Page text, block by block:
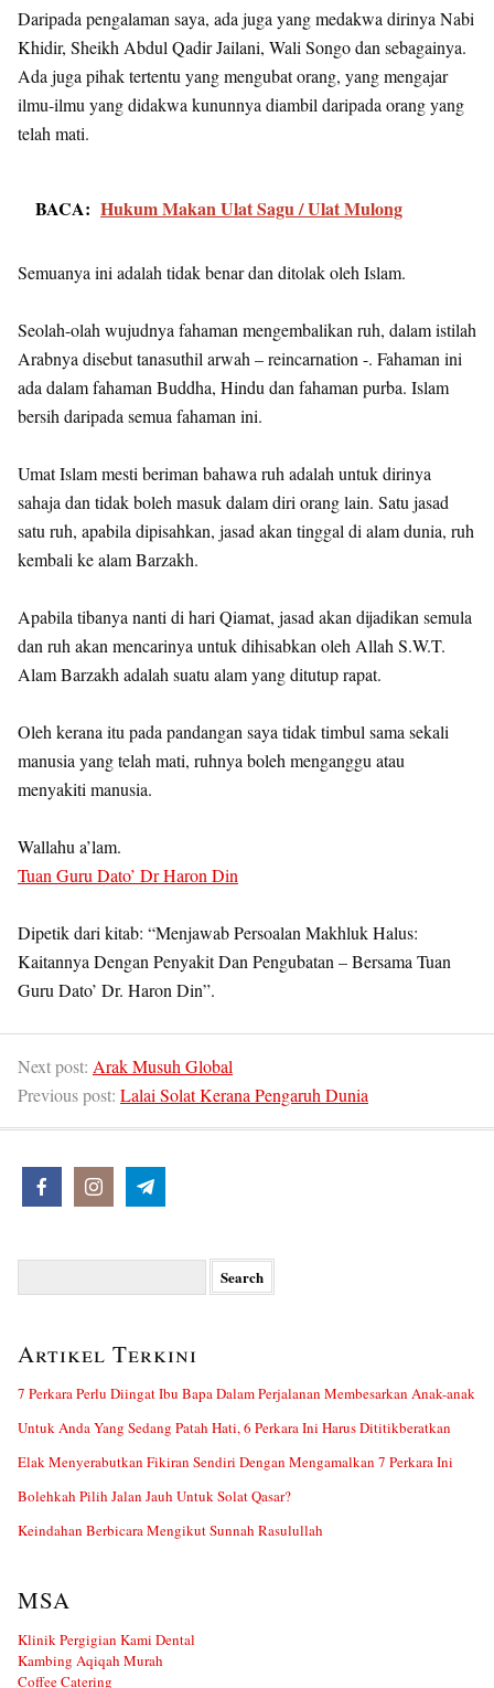
Daripada pengalaman saya, ada juga yang medakwa dirinya Nabi
Khidir, Sheikh Abdul Qadir Jailani, Wali Songo dan sebagainya.
Ada juga pihak tertentu yang mengubat orang, yang mengajar
ilmu-ilmu yang didakwa kununnya diambil daripada orang yang
telah mati.
BACA: Hukum Makan Ulat Sagu / Ulat Mulong
Semuanya ini adalah tidak benar dan ditolak oleh Islam.
Seolah-olah wujudnya fahaman mengembalikan ruh, dalam istilah
Arabnya disebut tanasuthil arwah – reincarnation -. Fahaman ini
ada dalam fahaman Buddha, Hindu dan fahaman purba. Islam
bersih daripada semua fahaman ini.
Umat Islam mesti beriman bahawa ruh adalah untuk dirinya
sahaja dan tidak boleh masuk dalam diri orang lain. Satu jasad
satu ruh, apabila dipisahkan, jasad akan tinggal di alam dunia, ruh
kembali ke alam Barzakh.
Apabila tibanya nanti di hari Qiamat, jasad akan dijadikan semula
dan ruh akan mencarinya untuk dihisabkan oleh Allah S.W.T.
Alam Barzakh adalah suatu alam yang ditutup rapat.
Oleh kerana itu pada pandangan saya tidak timbul sama sekali
manusia yang telah mati, ruhnya boleh menganggu atau
menyakiti manusia.
Wallahu a’lam.
Tuan Guru Dato’ Dr Haron Din
Dipetik dari kitab: “Menjawab Persoalan Makhluk Halus:
Kaitannya Dengan Penyakit Dan Pengubatan – Bersama Tuan
Guru Dato’ Dr. Haron Din”.
Next post: Arak Musuh Global
Previous post: Lalai Solat Kerana Pengaruh Dunia
Artikel Terkini
7 Perkara Perlu Diingat Ibu Bapa Dalam Perjalanan Membesarkan Anak-anak
Untuk Anda Yang Sedang Patah Hati, 6 Perkara Ini Harus Dititikberatkan
Elak Menyerabutkan Fikiran Sendiri Dengan Mengamalkan 7 Perkara Ini
Bolehkah Pilih Jalan Jauh Untuk Solat Qasar?
Keindahan Berbicara Mengikut Sunnah Rasulullah
MSA
Klinik Pergigian Kami Dental
Kambing Aqiqah Murah
Coffee Catering